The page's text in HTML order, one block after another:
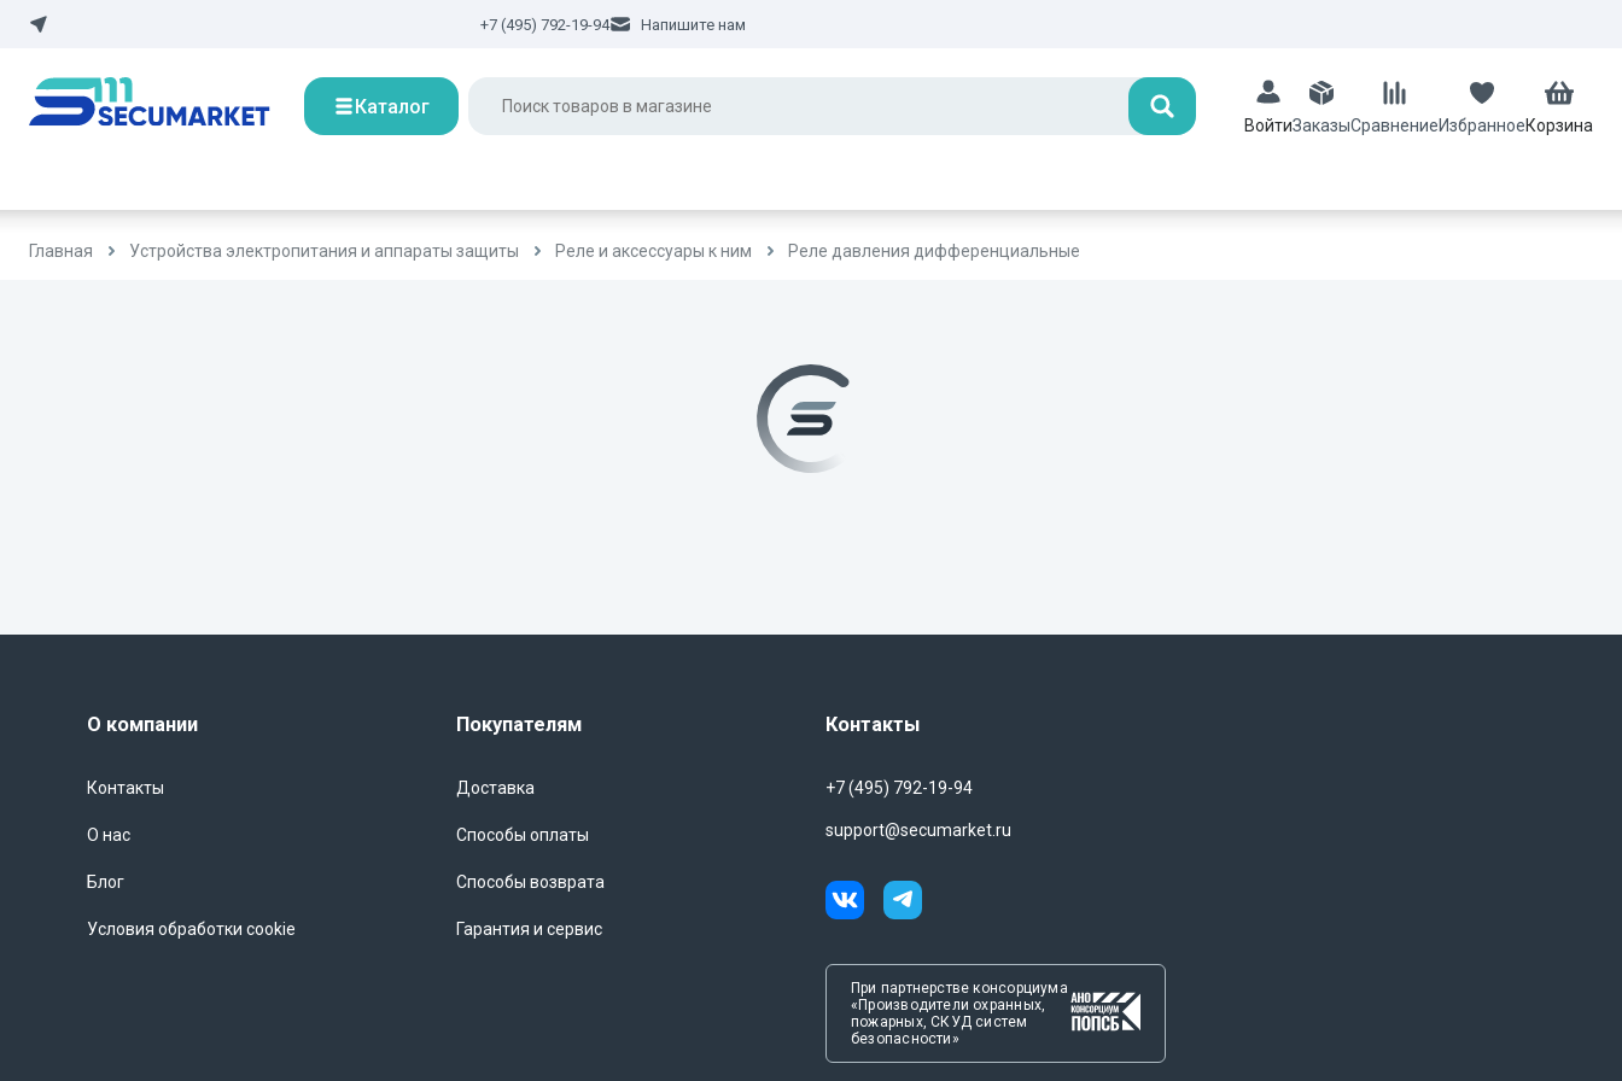
+7 (495) 792-19-94 Напишите нам
Каталог Поиск
ВойтиЗаказыСравнениеИзбранноеКорзина
Главная Устройства электропитания и аппараты защиты Реле и аксессуары к ним Реле давления дифференциальные
О компании
Контакты
О нас
Блог
Условия обработки cookie
Покупателям
Доставка
Способы оплаты
Способы возврата
Гарантия и сервис
Контакты
+7 (495) 792-19-94
support@secumarket.ru
При партнерстве консорциума
«Производители охранных,
пожарных, СКУД систем
безопасности»